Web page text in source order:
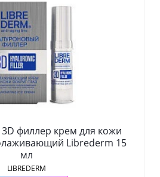
филлер крем для кожи
Librederm 15
мл
LIBREDERM